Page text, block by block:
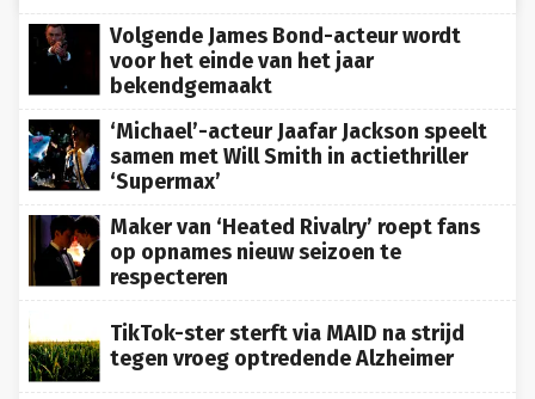
Volgende James Bond-acteur wordt
voor het einde van het jaar
bekendgemaakt
‘Michael’-acteur Jaafar Jackson speelt
samen met Will Smith in actiethriller
‘Supermax’
Maker van ‘Heated Rivalry’ roept fans
op opnames nieuw seizoen te
respecteren
TikTok-ster sterft via MAID na strijd
tegen vroeg optredende Alzheimer